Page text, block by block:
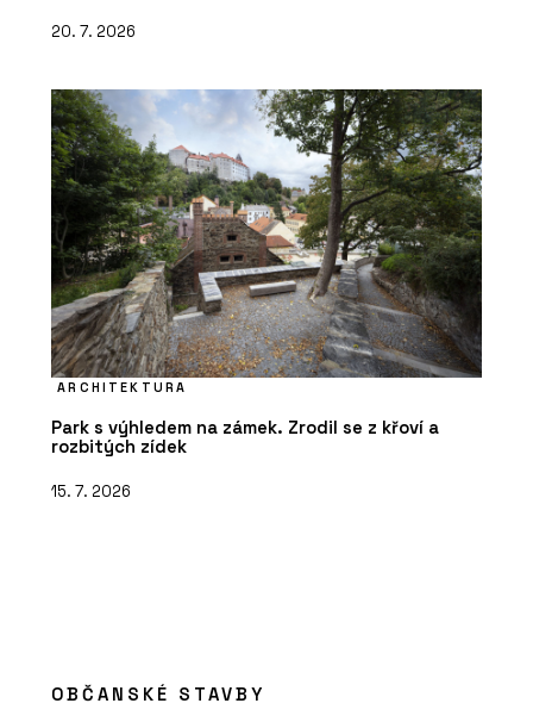
20. 7. 2026
ARCHITEKTURA
Park s výhledem na zámek. Zrodil se z křoví a
rozbitých zídek
15. 7. 2026
OBČANSKÉ STAVBY